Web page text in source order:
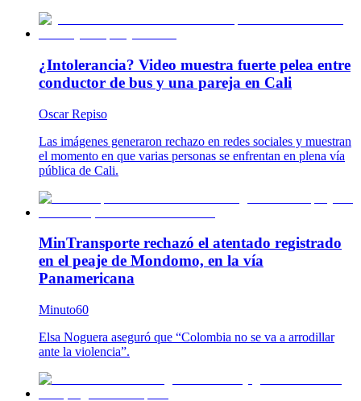
¿Intolerancia? Video muestra fuerte pelea entre
conductor de bus y una pareja en Cali
Oscar Repiso
Las imágenes generaron rechazo en redes sociales y muestran
el momento en que varias personas se enfrentan en plena vía
pública de Cali.
MinTransporte rechazó el atentado registrado
en el peaje de Mondomo, en la vía
Panamericana
Minuto60
Elsa Noguera aseguró que “Colombia no se va a arrodillar
ante la violencia”.